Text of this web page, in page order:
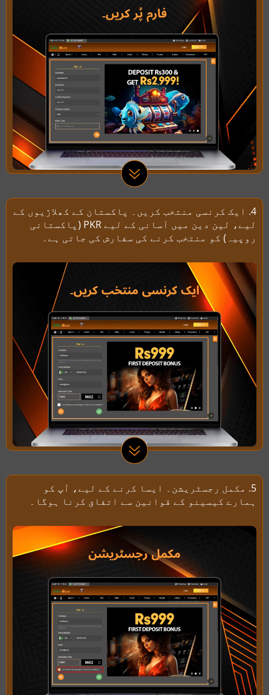
4. ایک کرنسی منتخب کریں۔ پاکستان کے کھلاڑیوں کے
لیے، لین دین میں آسانی کے لیے PKR (پاکستانی
روپیہ) کو منتخب کرنے کی سفارش کی جاتی ہے۔
5. مکمل رجسٹریشن۔ ایسا کرنے کے لیے، آپ کو
ہمارے کیسینو کے قوانین سے اتفاق کرنا ہوگا۔